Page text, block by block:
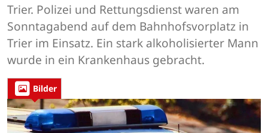
Trier. Polizei und Rettungsdienst waren am
Sonntagabend auf dem Bahnhofsvorplatz in
Trier im Einsatz. Ein stark alkoholisierter Mann
wurde in ein Krankenhaus gebracht.
Bilder